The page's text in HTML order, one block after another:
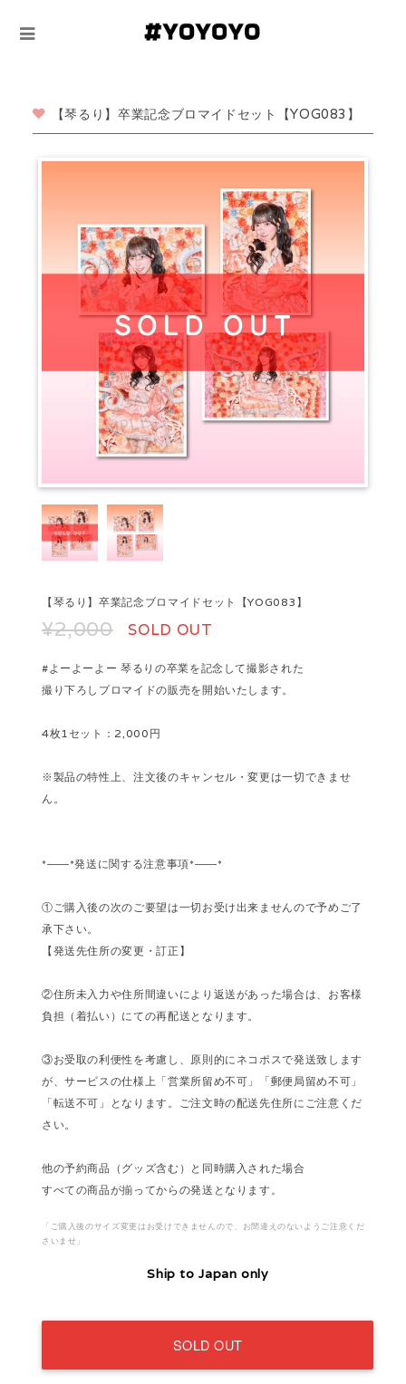
【琴るり】卒業記念ブロマイドセット【YOG083】
【琴るり】卒業記念ブロマイドセット【YOG083】
¥2,000 SOLD OUT
#よーよーよー 琴るりの卒業を記念して撮影された
撮り下ろしプロマイドの販売を開始いたします。
4枚1セット：2,000円
※製品の特性上、注文後のキャンセル・変更は一切できませ
ん。
*――*発送に関する注意事項*――*
①ご購入後の次のご要望は一切お受け出来ませんので予めご了
承下さい。
【発送先住所の変更・訂正】
②住所未入力や住所間違いにより返送があった場合は、お客様
負担（着払い）にての再配送となります。
③お受取の利便性を考慮し、原則的にネコポスで発送致します
が、サービスの仕様上「営業所留め不可」「郵便局留め不可」
「転送不可」となります。ご注文時の配送先住所にご注意くだ
さい。
他の予約商品（グッズ含む）と同時購入された場合
すべての商品が揃ってからの発送となります。
「ご購入後のサイズ変更はお受けできませんので、お間違えのないようご注意くだ
さいませ」
Ship to Japan only
SOLD OUT